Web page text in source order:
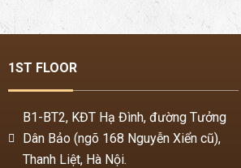
1ST FLOOR
B1-BT2, KĐT Hạ Đình, đường Tưởng
Dân Bảo (ngõ 168 Nguyễn Xiển cũ),
Thanh Liệt, Hà Nội.